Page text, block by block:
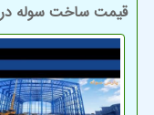
قیمت ساخت سوله در